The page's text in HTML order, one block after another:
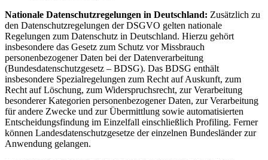
Nationale Datenschutzregelungen in Deutschland: Zusätzlich zu
den Datenschutzregelungen der DSGVO gelten nationale
Regelungen zum Datenschutz in Deutschland. Hierzu gehört
insbesondere das Gesetz zum Schutz vor Missbrauch
personenbezogener Daten bei der Datenverarbeitung
(Bundesdatenschutzgesetz – BDSG). Das BDSG enthält
insbesondere Spezialregelungen zum Recht auf Auskunft, zum
Recht auf Löschung, zum Widerspruchsrecht, zur Verarbeitung
besonderer Kategorien personenbezogener Daten, zur Verarbeitung
für andere Zwecke und zur Übermittlung sowie automatisierten
Entscheidungsfindung im Einzelfall einschließlich Profiling. Ferner
können Landesdatenschutzgesetze der einzelnen Bundesländer zur
Anwendung gelangen.